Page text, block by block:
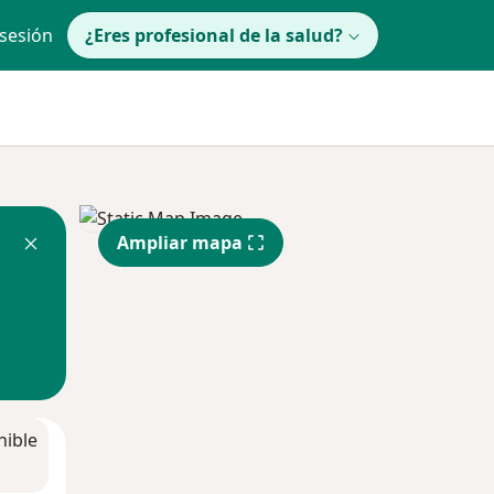
¿Eres profesional de la salud?
Ampliar mapa